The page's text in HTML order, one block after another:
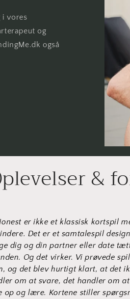
i vores
og
også
&
er ikke et klassisk kortspil
Det er et samtalespil
dig og din partner eller date
Og det virker. Vi prøvede
og det blev hurtigt klart, at det
om at svare, det handler om
op og lære. Kortene stiller